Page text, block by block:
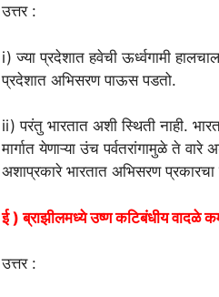
उत्तर :
i) ज्या प्रदेशात हवेची ऊर्ध्वगामी
प्रदेशात अभिसरण पाऊस पडतो.
ii) परंतु भारतात अशी स्थिती नाही.
मार्गात येणाऱ्या उंच पर्वतरांगामुळे ते
अशाप्रकारे भारतात अभिसरण
ई ) ब्राझीलमध्ये उष्ण कटिबंधीय वादळे
उत्तर :